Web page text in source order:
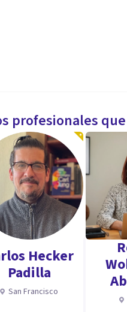
profesionales
Hecker
Padilla
San Francisco